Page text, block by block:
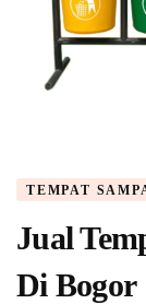
TEMPAT
Jual
Di Bogor